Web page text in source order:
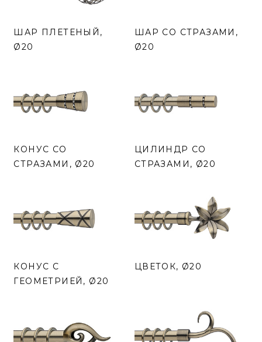
ШАР ПЛЕТЕНЫЙ,
Ø20
ШАР СО СТРАЗАМИ,
Ø20
КОНУС СО
СТРАЗАМИ, Ø20
ЦИЛИНДР СО
СТРАЗАМИ, Ø20
КОНУС С
ГЕОМЕТРИЕЙ, Ø20
ЦВЕТОК, Ø20